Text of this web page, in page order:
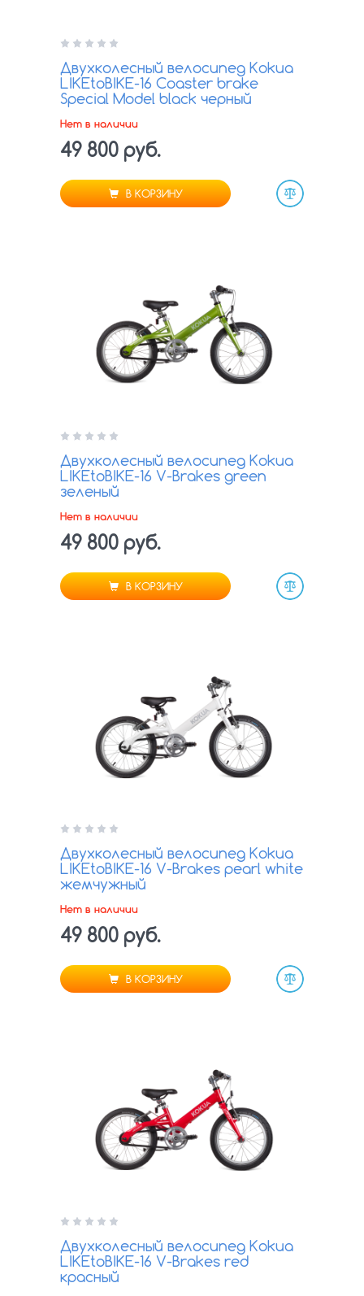
Двухколесный велосипед Kokua
LIKEtoBIKE-16 Coaster brake
Special Model black черный
Нет в наличии
49 800 руб.
В КОРЗИНУ
Двухколесный велосипед Kokua
LIKEtoBIKE-16 V-Brakes green
зеленый
Нет в наличии
49 800 руб.
В КОРЗИНУ
Двухколесный велосипед Kokua
LIKEtoBIKE-16 V-Brakes pearl white
жемчужный
Нет в наличии
49 800 руб.
В КОРЗИНУ
Двухколесный велосипед Kokua
LIKEtoBIKE-16 V-Brakes red
красный